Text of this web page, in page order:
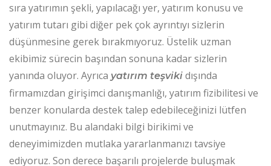
sıra yatırımın şekli, yapılacağı yer, yatırım konusu ve
yatırım tutarı gibi diğer pek çok ayrıntıyı sizlerin
düşünmesine gerek bırakmıyoruz. Üstelik uzman
ekibimiz sürecin başından sonuna kadar sizlerin
yanında oluyor. Ayrıca yatırım teşviki dışında
firmamızdan girişimci danışmanlığı, yatırım fizibilitesi ve
benzer konularda destek talep edebileceğinizi lütfen
unutmayınız. Bu alandaki bilgi birikimi ve
deneyimimizden mutlaka yararlanmanızı tavsiye
ediyoruz. Son derece başarılı projelerde buluşmak